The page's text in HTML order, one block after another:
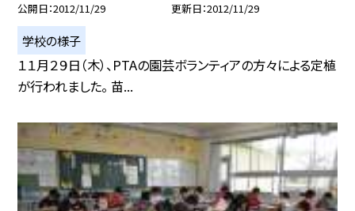
公開日 2012/11/29 更新日 2012/11/29
学校の様子
１１月２９日（木）、PTAの園芸ボランティアの方々による定植
が行われました。 苗...